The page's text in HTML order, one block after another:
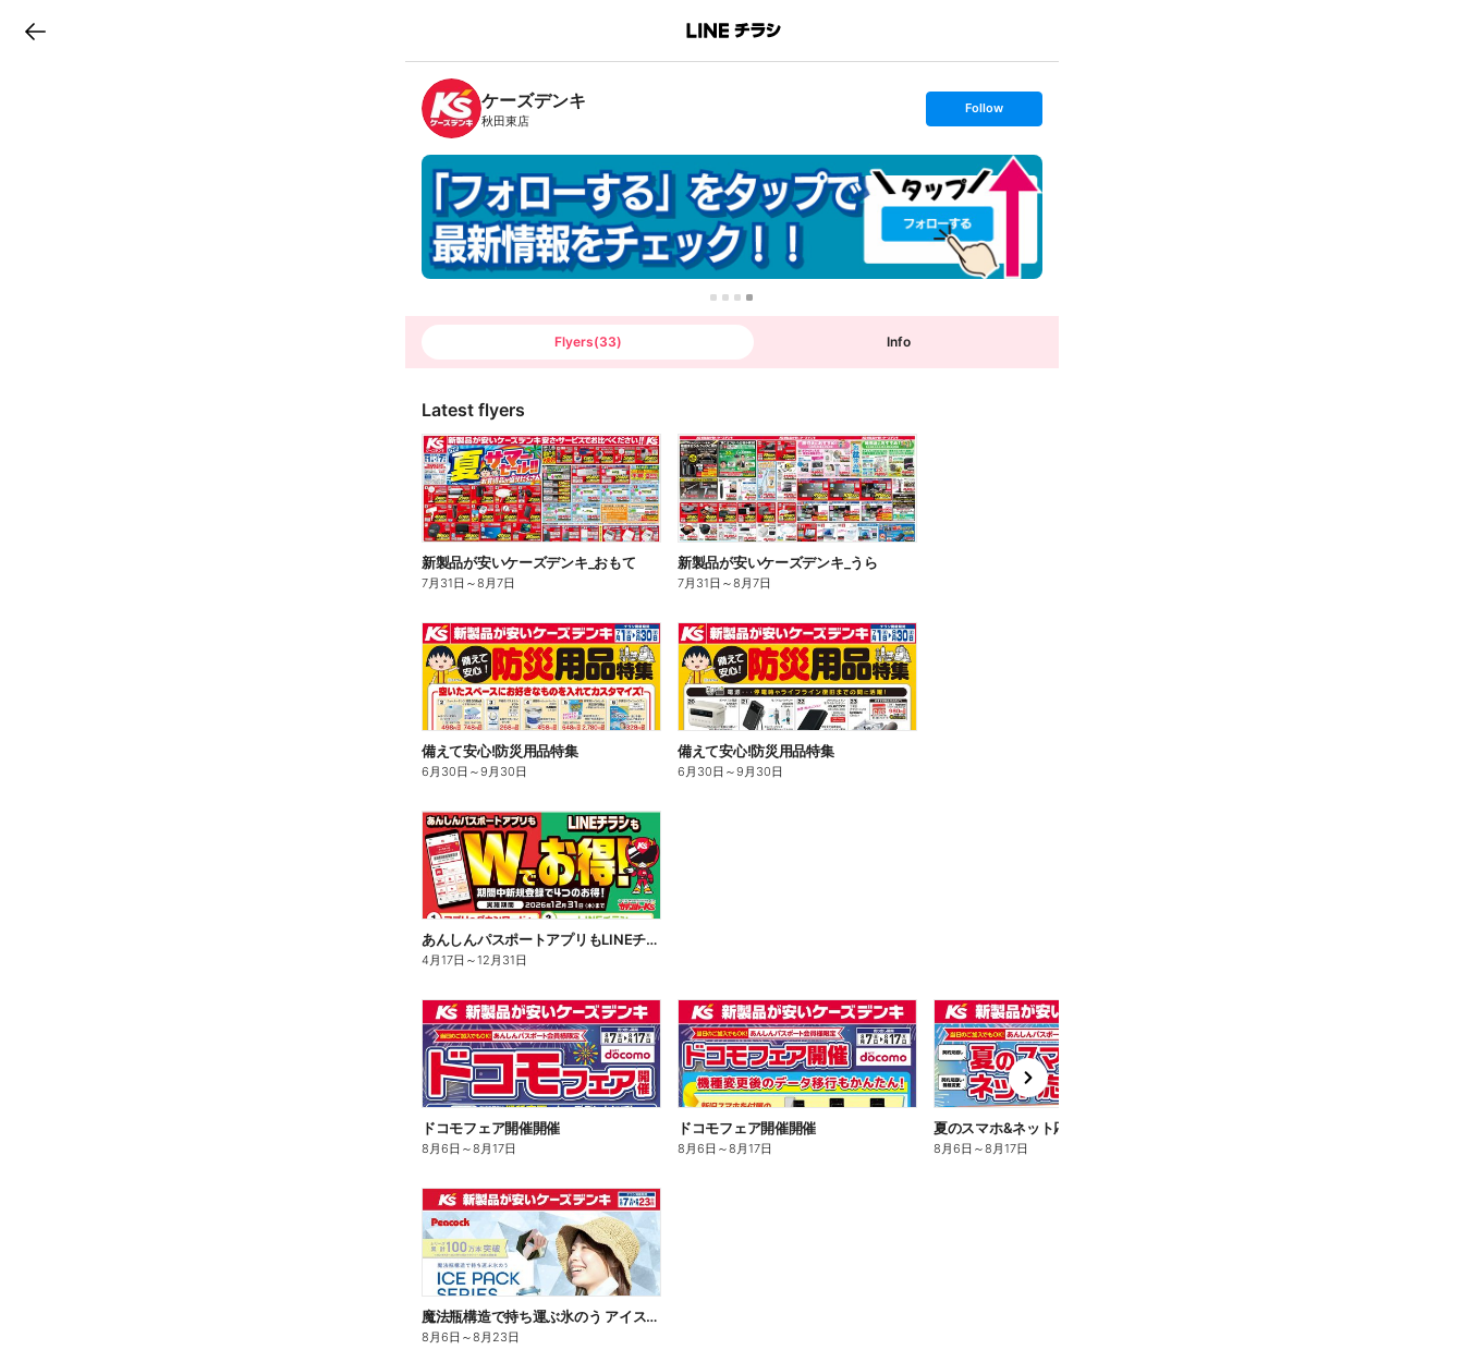
B
n
c
h
T
ケーズデンキ
秋田東店
s
t
o
l
o
w
Follow
Flyers(33) Info
Latest flyers
新製品が安いケーズデンキ_おもて
7月31日 ～8月7日
新製品が安いケーズデンキ_うら
7月31日 ～8月7日
備えて安心!防災用品特集
6月30日 ～9月30日
備えて安心!防災用品特集
6月30日 ～9月30日
あんしんパスポートアプリもLINEチラシもWでお得!
4月17日 ～12月31日
ドコモフェア開催開催
8月6日 ～8月17日
ドコモフェア開催開催
8月6日 ～8月17日
夏のスマホ&ネット応援フェア
8月6日 ～8月17日
n
e
x
t
魔法瓶構造で持ち運ぶ氷のう アイスパックシリーズ
8月6日 ～8月23日